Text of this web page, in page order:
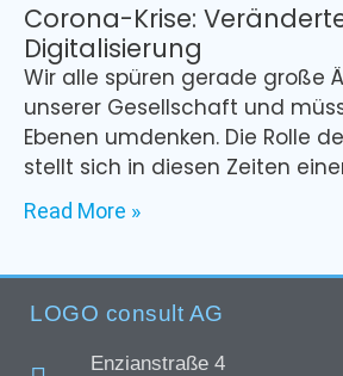
Corona-Krise:
Digitalisierung
Wir alle spüren gerade große
unserer Gesellschaft und
Ebenen umdenken. Die Rolle
stellt sich in diesen Zeiten
Read More »
LOGO consult AG
Enzianstraße 4